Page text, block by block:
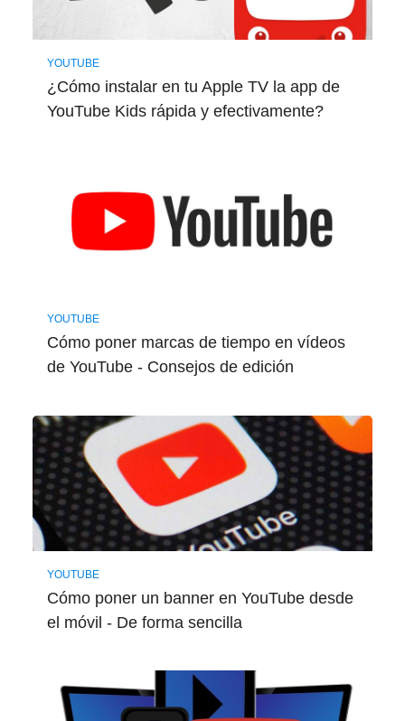
YOUTUBE
¿Cómo instalar en tu Apple TV la app de
YouTube Kids rápida y efectivamente?
YOUTUBE
Cómo poner marcas de tiempo en vídeos
de YouTube - Consejos de edición
YOUTUBE
Cómo poner un banner en YouTube desde
el móvil - De forma sencilla